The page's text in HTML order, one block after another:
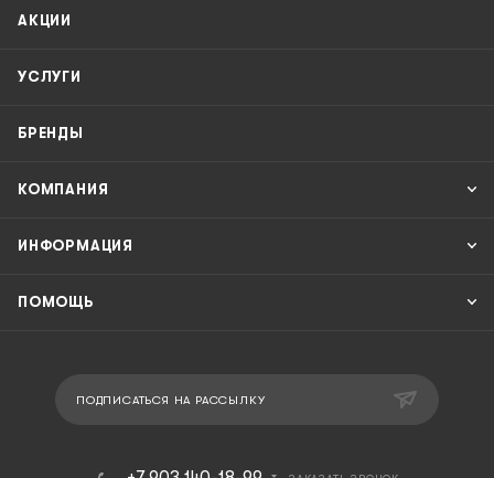
АКЦИИ
УСЛУГИ
БРЕНДЫ
КОМПАНИЯ
ИНФОРМАЦИЯ
ПОМОЩЬ
ПОДПИСАТЬСЯ НА РАССЫЛКУ